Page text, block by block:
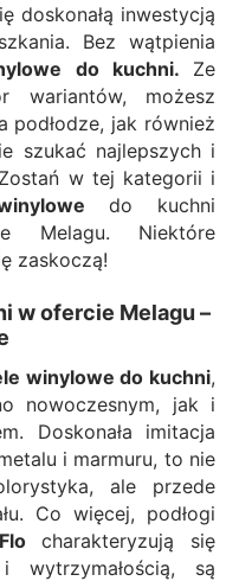
doskonałą inwestycją
Bez wątpienia
do kuchni. Ze
wariantów, możesz
podłodze, jak również
szukać najlepszych i
w tej kategorii i
do kuchni
Melagu. Niektóre
zaskoczą!
w ofercie Melagu –
winylowe do kuchni,
nowoczesnym, jak i
Doskonała imitacja
i marmuru, to nie
ale przede
Co więcej, podłogi
charakteryzują się
wytrzymałością, są